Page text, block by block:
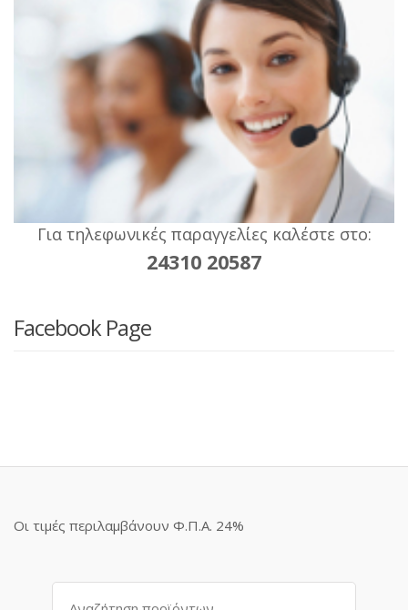
Για τηλεφωνικές παραγγελίες καλέστε στο:
24310 20587
Facebook Page
Οι τιμές περιλαμβάνουν Φ.Π.Α. 24%
Αναζήτηση